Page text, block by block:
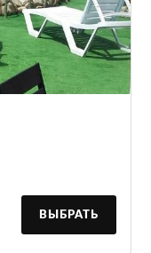
ВЫБРАТЬ